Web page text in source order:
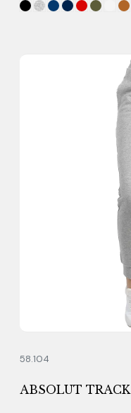
58.104
ABSOLUT TRACK